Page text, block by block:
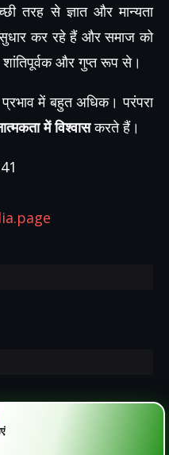
तरह से ज्ञात और मान्यता
सुधार कर रहे हैं और समाज को
और गुप्त रूप से।
में बहुत अधिक। परंपरा
में विश्वासकरते हैं।